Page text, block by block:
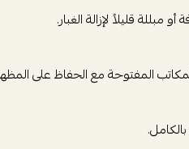
قليلاً لإزالة الغبار.
المفتوحة مع الحفاظ على المظهر